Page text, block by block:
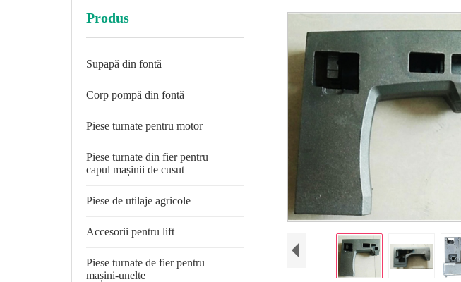
Produs
Supapă din fontă
Corp pompă din fontă
Piese turnate pentru motor
Piese turnate din fier pentru
capul mașinii de cusut
Piese de utilaje agricole
Accesorii pentru lift
Piese turnate de fier pentru
mașini-unelte